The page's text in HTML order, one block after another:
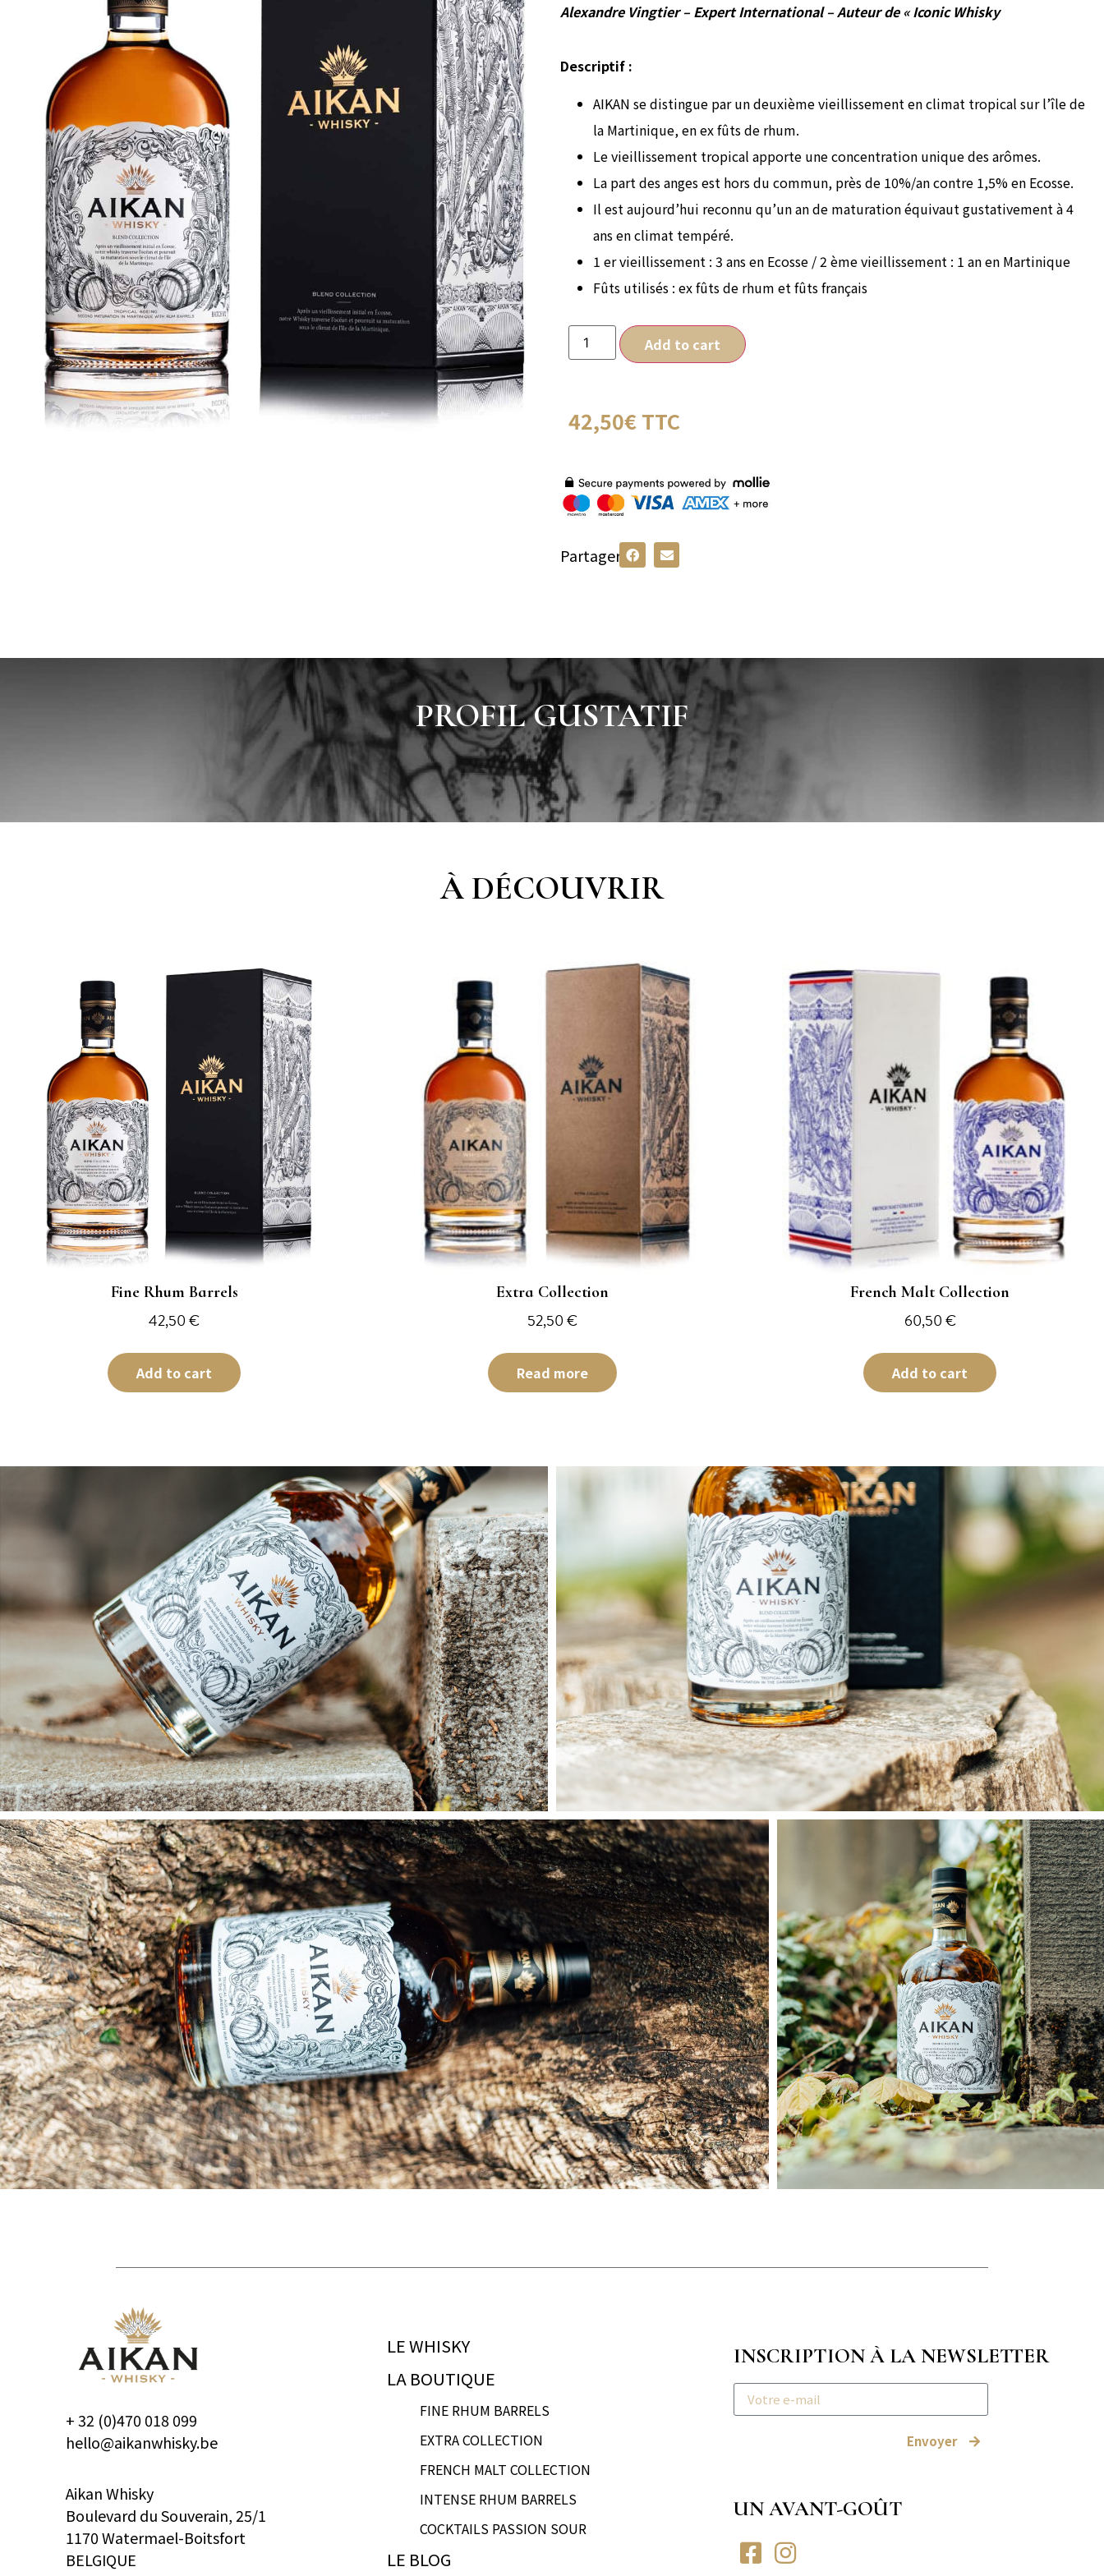
Alexandre Vingtier – Expert International – Auteur de « Iconic Whisky
Descriptif :
AIKAN se distingue par un deuxième vieillissement en climat tropical sur l’île de
la Martinique, en ex fûts de rhum.
Le vieillissement tropical apporte une concentration unique des arômes.
La part des anges est hors du commun, près de 10%/an contre 1,5% en Ecosse.
Il est aujourd’hui reconnu qu’un an de maturation équivaut gustativement à 4
ans en climat tempéré.
1 er vieillissement : 3 ans en Ecosse / 2 ème vieillissement : 1 an en Martinique
Fûts utilisés : ex fûts de rhum et fûts français
Add to cart
42,50€ TTC
Partager
PROFIL GUSTATIF
À DÉCOUVRIR
Fine Rhum Barrels
42,50€
Add to cart
Extra Collection
52,50€
Read more
French Malt Collection
60,50€
Add to cart
+ 32 (0)470 018 099
hello@aikanwhisky.be
Aikan Whisky
Boulevard du Souverain, 25/1
1170 Watermael-Boitsfort
BELGIQUE
LE WHISKY
LA BOUTIQUE
FINE RHUM BARRELS
EXTRA COLLECTION
FRENCH MALT COLLECTION
INTENSE RHUM BARRELS
COCKTAILS PASSION SOUR
LE BLOG
INSCRIPTION À LA NEWSLETTER
Envoyer
UN AVANT-GOÛT